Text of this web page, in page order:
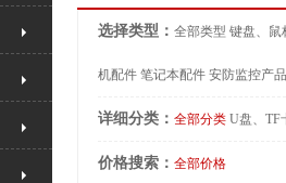
选择类型： 全部类型 键盘、鼠
机配件 笔记本配件 安防监控产品
详细分类： 全部分类 U盘、TF
价格搜索： 全部价格